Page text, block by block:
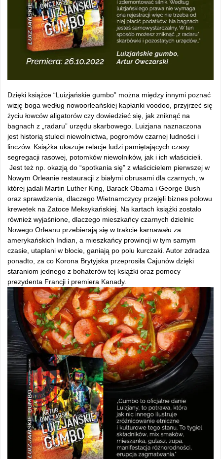
Dzięki książce “Luizjańskie gumbo” można między innymi poznać
wizję boga według nowoorleańskiej kapłanki voodoo, przyjrzeć się
życiu łowców aligatorów czy dowiedzieć się, jak zniknąć na
bagnach z „radaru” urzędu skarbowego. Luizjana naznaczona
jest historią stuleci niewolnictwa, pogromów czarnej ludności i
linczów. Książka ukazuje relacje ludzi pamiętających czasy
segregacji rasowej, potomków niewolników, jak i ich właścicieli.
Jest też np. okazją do “spotkania się” z właścicielem pierwszej w
Nowym Orleanie restauracji z białymi obrusami dla czarnych, w
której jadali Martin Luther King, Barack Obama i George Bush
oraz sprawdzenia, dlaczego Wietnamczycy przejęli biznes połowu
krewetek na Zatoce Meksykańskiej. Na kartach książki zostało
również wyjaśnione, dlaczego mieszkańcy czarnych dzielnic
Nowego Orleanu przebierają się w trakcie karnawału za
amerykańskich Indian, a mieszkańcy prowincji w tym samym
czasie, utaplani w błocie, ganiają po polu kurczaki. Autor zdradza
ponadto, za co Korona Brytyjska przeprosiła Cajunów dzięki
staraniom jednego z bohaterów tej książki oraz pomocy
prezydenta Francji i premiera Kanady.